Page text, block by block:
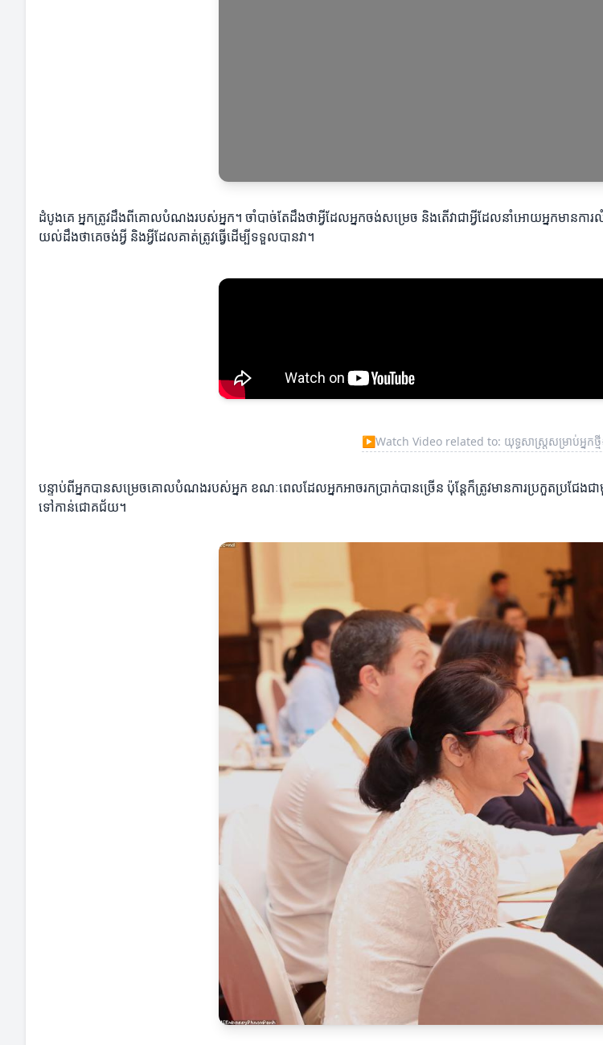
ដំបូងគេ អ្នកត្រូវដឹងពីគោលបំណងរបស់អ្នក។ ចាំបាច់តែដឹងថាអ្វីដែលអ្នកចង់សម្រេច និងតើវា​ជាអ្វីដែលនាំអោយអ្នកមាន
យល់ដឹងថាគេចង់អ្វី និងអ្វីដែលគាត់ត្រូវធ្វើដើម្បីទទួលបានវា។
▶Watch Video related to: យុទ្ធសាស្ត្រសម្រាប់អ្នកថ្
បន្ទាប់ពីអ្នកបានសម្រេចគោលបំណងរបស់អ្នក ខណៈពេលដែលអ្នកអាចរកប្រាក់បានច្រើន ប៉ុន្តែក៏ត្រូវមានការប្រកួតប្រជែ
ទៅកាន់ជោគជ័យ។